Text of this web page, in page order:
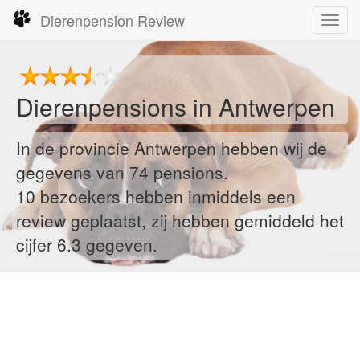
Dierenpension Review
Dierenpensions in Antwerpen
In de provincie Antwerpen hebben wij de
gegevens van 74 pensions.
10bezoekers hebben inmiddels een
review geplaatst, zij hebben gemiddeld het
cijfer 6.3 gegeven.